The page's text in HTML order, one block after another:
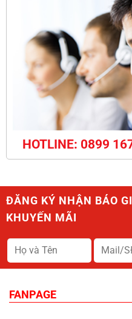
HOTLINE: 0899
ĐĂNG KÝ NHẬN BÁO
KHUYẾN MÃI
FANPAGE